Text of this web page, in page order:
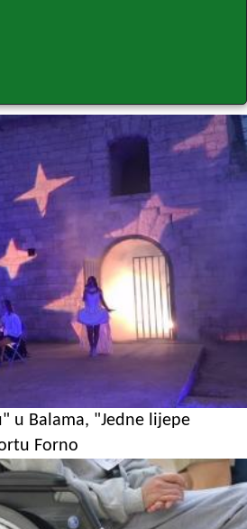
u Balama, "Jedne lijepe
Forno